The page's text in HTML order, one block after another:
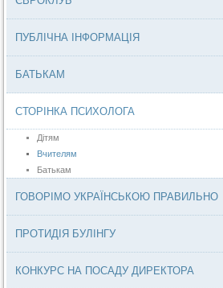
ПУБЛІЧНА ІНФОРМАЦІЯ
БАТЬКАМ
СТОРІНКА ПСИХОЛОГА
Дітям
Вчителям
Батькам
ГОВОРІМО УКРАЇНСЬКОЮ ПРАВИЛЬНО
ПРОТИДІЯ БУЛІНГУ
КОНКУРС НА ПОСАДУ ДИРЕКТОРА